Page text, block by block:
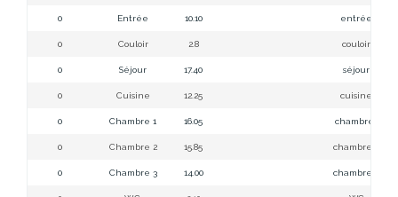
0 Entrée 10.10 entrée
0 Couloir 2.8 couloir
0 Séjour 17.40 séjour
0 Cuisine 12.25 cuisine
0 Chambre 1 16.05 chambre 1
0 Chambre 2 15.85 chambre 2
0 Chambre 3 14.00 chambre 3